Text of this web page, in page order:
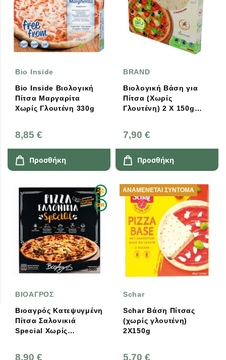
Bio Inside
Bio Inside Βιολογική
Πίτσα Μαργαρίτα
Χωρίς Γλουτένη 330g
8,85 €
Προσθήκη
BRAND
Βιολογική Βάση για
Πίτσα (Χωρίς
Γλουτένη) 2 Χ 150g
7,90 €
Προσθήκη
ΒΙΟΑΓΡΟΣ
Βιοαγρός Κατεψυγμένη
Πίτσα Σαλονικιά
Special Χωρίς
8,90 €
Schar
Schar Βάση Πίτσας
(χωρίς γλουτένη)
2Χ150g
5,70 €
ΑΝΑΜΈΝΕΤΑΙ ΣΎΝΤΟΜΑ